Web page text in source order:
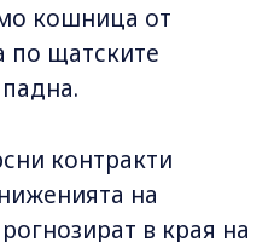
кошница от
по щатските
контракти
на
в края на